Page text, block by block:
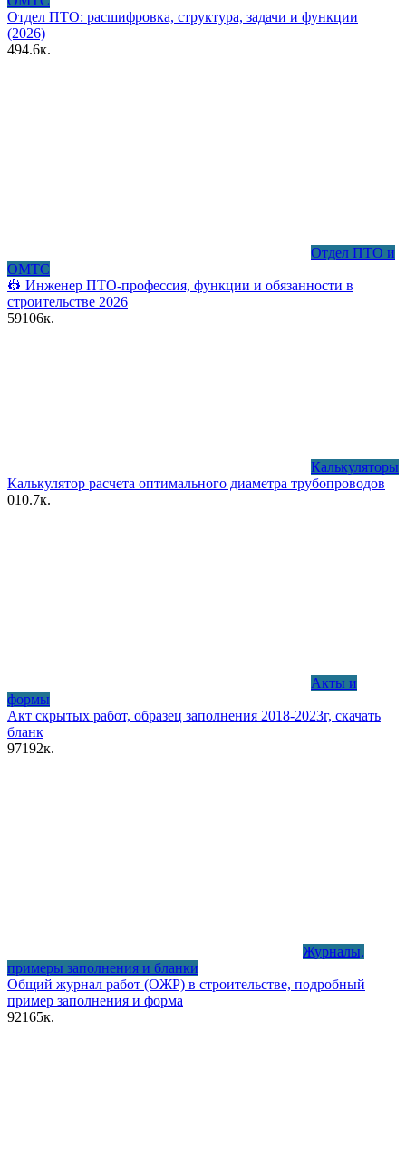
Отдел ПТО: расшифровка, структура, задачи и функции
(2026)
494.6к.
Отдел ПТО и
ОМТС
👷 Инженер ПТО-профессия, функции и обязанности в
строительстве 2026
59106к.
Калькуляторы
Калькулятор расчета оптимального диаметра трубопроводов
010.7к.
Акты и
формы
Акт скрытых работ, образец заполнения 2018-2023г, скачать
бланк
97192к.
Журналы,
примеры заполнения и бланки
Общий журнал работ (ОЖР) в строительстве, подробный
пример заполнения и форма
92165к.